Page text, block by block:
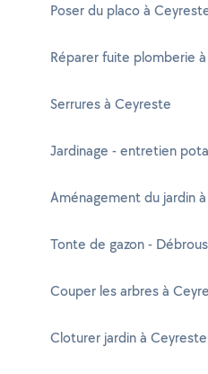
Poser du placo à
Réparer fuite plomberie
Serrures à Ceyreste
Jardinage - entretien
Aménagement du jardin
Tonte de gazon -
Couper les arbres à
Cloturer jardin à Ceyreste